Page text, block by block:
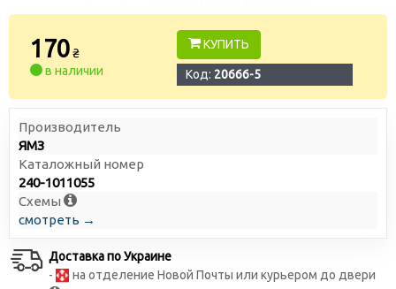
170₴
в наличии
КУПИТЬ
Код: 20666-5
Производитель
ЯМЗ
Каталожный номер
240-1011055
Схемы
смотреть →
Доставка по Украине
-
на отделение Новой Почты или курьером до двери